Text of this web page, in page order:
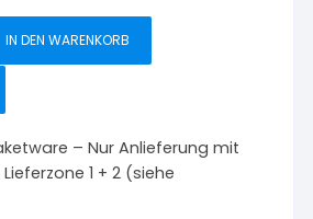
IN DEN WARENKORB
– Nur Anlieferung mit
1 + 2 (siehe